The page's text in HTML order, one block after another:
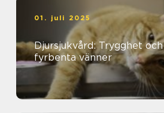
01. juli 2025
Djursjukvård: Trygghet
fyrbenta vänner